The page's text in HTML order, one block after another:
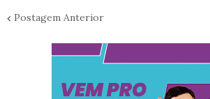
Postagem Anterior